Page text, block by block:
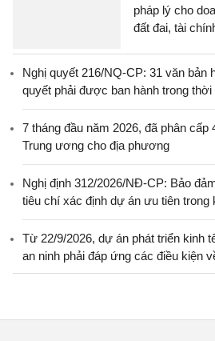
pháp lý cho
đất đai, tài
Nghị quyết 216/NQ-CP: 31 văn bản
quyết phải được ban hành trong thời
7 tháng đầu năm 2026, đã phân
Trung ương cho địa phương
Nghị định 312/2026/NĐ-CP: Bảo
tiêu chí xác định dự án ưu tiên trong
Từ 22/9/2026, dự án phát triển kinh
an ninh phải đáp ứng các điều kiện